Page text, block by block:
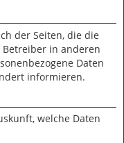
der Seiten, die die
Betreiber in anderen
Daten
informieren.
welche Daten